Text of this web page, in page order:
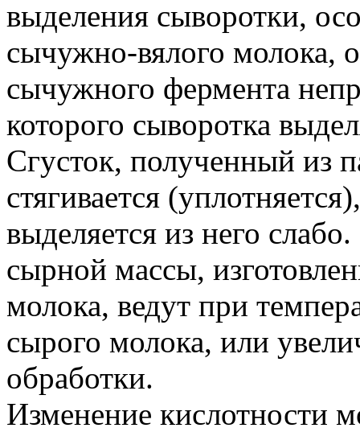
выделения сыворотки,
сычужно-вялого молока,
сычужного фермента
которого сыворотка
Сгусток, полученный из
стягивается
выделяется из него
сырной массы,
молока, ведут при
сырого молока, или
обработки.
Изменение кислотности